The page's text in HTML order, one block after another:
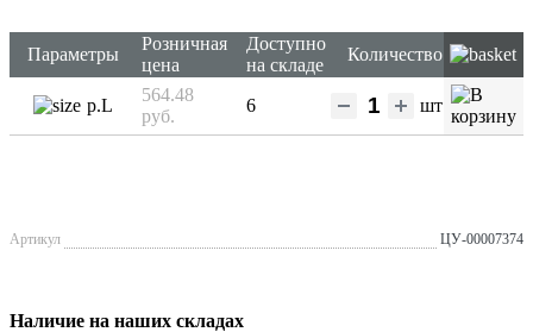
Параметры
Розничная
цена
Доступно
на складе
Количество
р.L
564.48
руб.
6 шт
Артикул ЦУ-00007374
Наличие на наших складах